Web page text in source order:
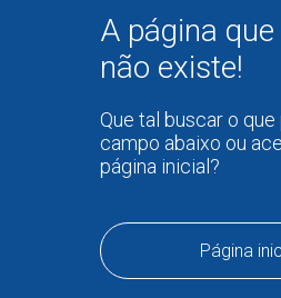
A página
não existe!
Que tal buscar o
campo abaixo ou
página inicial?
Página